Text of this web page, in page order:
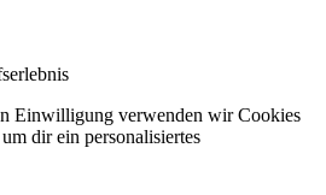
Einwilligung verwenden wir Cookies
dir ein personalisiertes